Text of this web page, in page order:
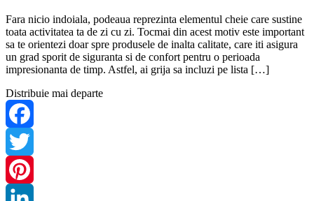
Fara nicio indoiala, podeaua reprezinta elementul cheie care sustine
toata activitatea ta de zi cu zi. Tocmai din acest motiv este important
sa te orientezi doar spre produsele de inalta calitate, care iti asigura
un grad sporit de siguranta si de confort pentru o perioada
impresionanta de timp. Astfel, ai grija sa incluzi pe lista […]
Distribuie mai departe
Facebook
Twitter
Pinterest